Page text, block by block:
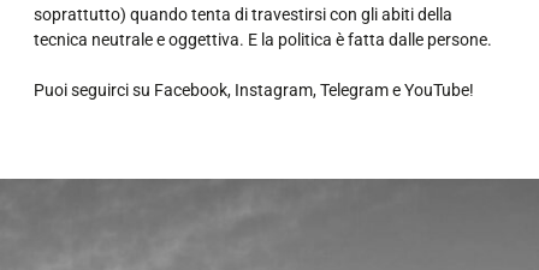
soprattutto) quando tenta di travestirsi con gli abiti della
tecnica neutrale e oggettiva. E la politica è fatta dalle persone.
Puoi seguirci su Facebook, Instagram,TelegrameYouTube!